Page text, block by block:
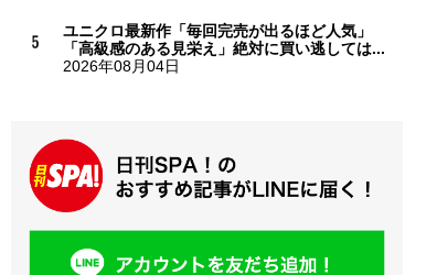
ユニクロ最新作「毎回完売が出るほど人気」
「高級感のある見栄え」絶対に買い逃しては...
2026年08月04日